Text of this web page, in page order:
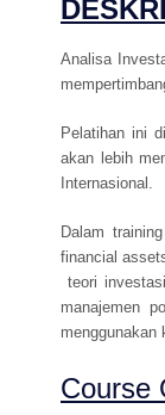
Analisa
Pelatihan ini
akan lebih
Internasional.
Dalam
financial
teori
manajemen
Course